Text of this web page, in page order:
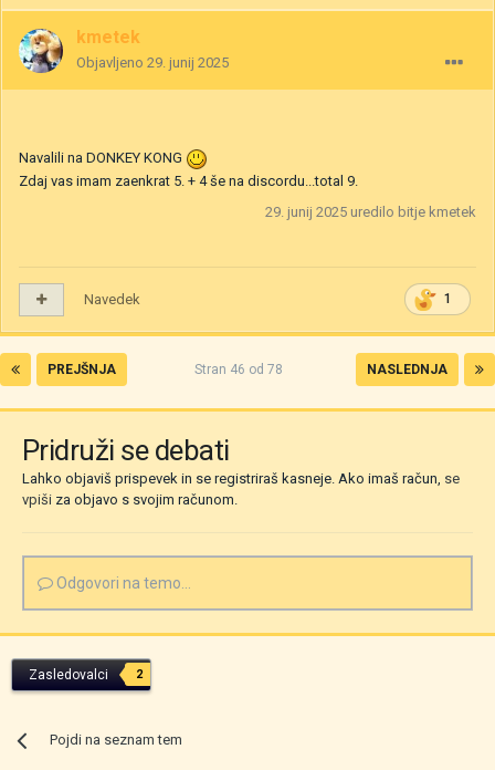
kmetek
Objavljeno 29. junij 2025
Navalili na DONKEY KONG
Zdaj vas imam zaenkrat 5. + 4 še na discordu...total 9.
29. junij 2025 uredilo bitje kmetek
1
Navedek
PREJŠNJA NASLEDNJA
Stran 46 od 78
Pridruži se debati
Lahko objaviš prispevek in se registriraš kasneje. Ako imaš račun, se
vpiši za objavo s svojim računom.
Odgovori na temo...
Zasledovalci 2
Pojdi na seznam tem